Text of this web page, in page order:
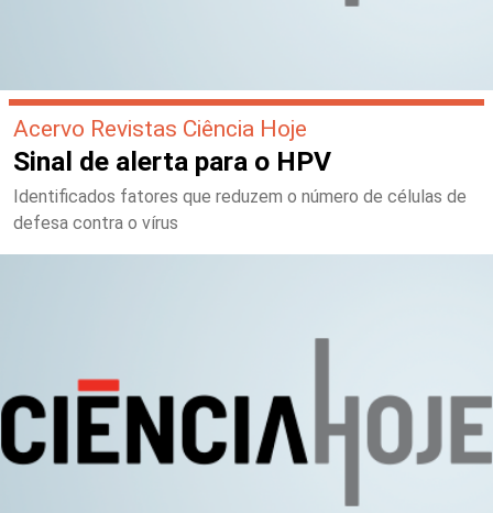
Acervo Revistas Ciência Hoje
Sinal de alerta para o HPV
Identificados fatores que reduzem o número de células de
defesa contra o vírus